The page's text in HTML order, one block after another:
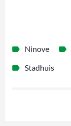
Ninove
Stadhuis